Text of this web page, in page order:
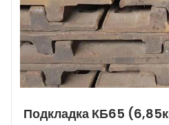
Подкладка КБ65